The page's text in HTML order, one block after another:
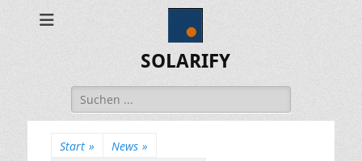
SOLARIFY
Suchen
nach:
Start » News »